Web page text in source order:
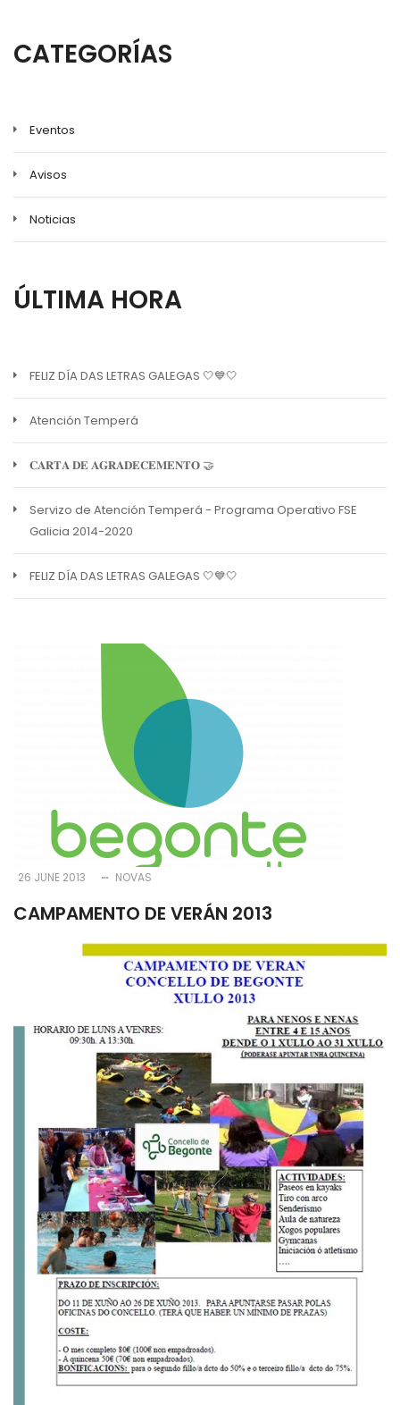
CATEGORÍAS
Eventos
Avisos
Noticias
ÚLTIMA HORA
FELIZ DÍA DAS LETRAS GALEGAS 🤍💙🤍
Atención Temperá
𝐂𝐀𝐑𝐓𝐀 𝐃𝐄 𝐀𝐆𝐑𝐀𝐃𝐄𝐂𝐄𝐌𝐄𝐍𝐓𝐎 🤝
Servizo de Atención Temperá - Programa Operativo FSE
Galicia 2014-2020
FELIZ DÍA DAS LETRAS GALEGAS 🤍💙🤍
26 JUNE 2013 NOVAS
CAMPAMENTO DE VERÁN 2013